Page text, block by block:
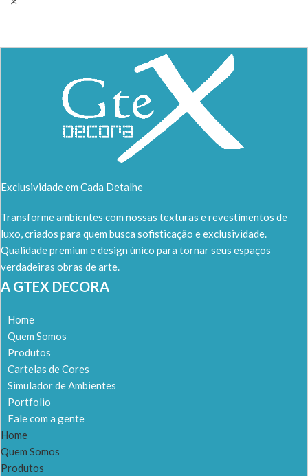
Exclusividade em Cada Detalhe
Transforme ambientes com nossas texturas e revestimentos de
luxo, criados para quem busca sofisticação e exclusividade.
Qualidade premium e design único para tornar seus espaços
verdadeiras obras de arte.
A GTEX DECORA
Home
Quem Somos
Produtos
Cartelas de Cores
Simulador de Ambientes
Portfolio
Fale com a gente
Home
Quem Somos
Produtos